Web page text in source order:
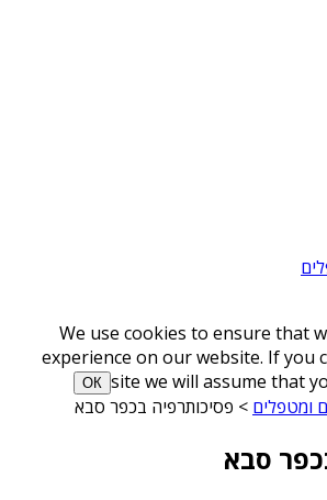
We use cookies to ensure that
experience on our website. If you
site we will assume that
ОК
ומטפלים > פסיכותרפיה בכפר סבא
סבא